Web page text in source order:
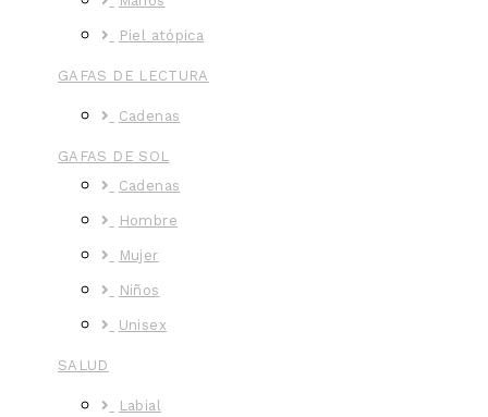
Piel atópica
GAFAS DE LECTURA
Cadenas
GAFAS DE SOL
Cadenas
Hombre
Mujer
Niños
Unisex
SALUD
Labial